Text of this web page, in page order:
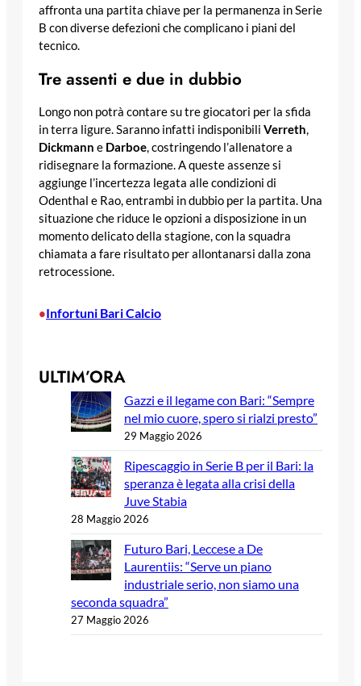
affronta una partita chiave per la permanenza in Serie
B con diverse defezioni che complicano i piani del
tecnico.
Tre assenti e due in dubbio
Longo non potrà contare su tre giocatori per la sfida
in terra ligure. Saranno infatti indisponibili Verreth,
Dickmann e Darboe, costringendo l’allenatore a
ridisegnare la formazione. A queste assenze si
aggiunge l’incertezza legata alle condizioni di
Odenthal e Rao, entrambi in dubbio per la partita. Una
situazione che riduce le opzioni a disposizione in un
momento delicato della stagione, con la squadra
chiamata a fare risultato per allontanarsi dalla zona
retrocessione.
•Infortuni Bari Calcio
ULTIM’ORA
Gazzi e il legame con Bari: “Sempre
nel mio cuore, spero si rialzi presto”
29 Maggio 2026
Ripescaggio in Serie B per il Bari: la
speranza è legata alla crisi della
Juve Stabia
28 Maggio 2026
Futuro Bari, Leccese a De
Laurentiis: “Serve un piano
industriale serio, non siamo una
seconda squadra”
27 Maggio 2026